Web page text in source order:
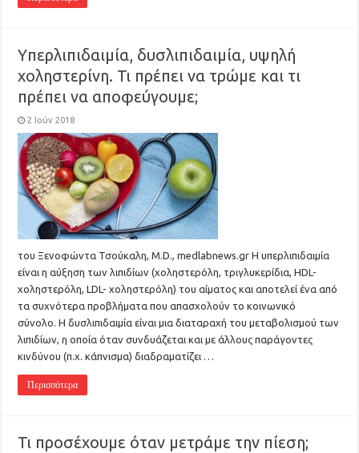
Yπερλιπιδαιμία, δυσλιπιδαιμία, υψηλή
χοληστερίνη. Τι πρέπει να τρώμε και τι
πρέπει να αποφεύγουμε;
2 Ιούν 2018
του Ξενοφώντα Τσούκαλη, Μ.D., medlabnews.gr Η υπερλιπιδαιμία
είναι η αύξηση των λιπιδίων (χοληστερόλη, τριγλυκερίδια, HDL-
χοληστερόλη, LDL- χοληστερόλη) του αίματος και αποτελεί ένα από
τα συχνότερα προβλήματα που απασχολούν το κοινωνικό
σύνολο. Η δυσλιπιδαιμία είναι μια διαταραχή του μεταβολισμού των
λιπιδίων, η οποία όταν συνδυάζεται και με άλλους παράγοντες
κινδύνου (π.χ. κάπνισμα) διαδραματίζει …
Περισσότερα
Τι προσέχουμε όταν μετράμε την πίεση;